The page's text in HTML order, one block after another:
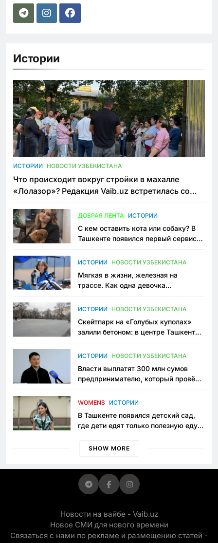
Истории
ИСТОРИИ НОВОСТИ УЗБЕКИСТАНА
Что происходит вокруг стройки в махалле
«Лолазор»? Редакция Vaib.uz встретилась со
ДОБРАЯ ЛЕНТА ИСТОРИИ
С кем оставить кота или собаку? В
Ташкенте появился первый сервис
ИСТОРИИ НОВОСТИ УЗБЕКИСТАНА
Мягкая в жизни, железная на
трассе. Как одна девочка
Узбекистане
ИСТОРИИ НОВОСТИ УЗБЕКИСТАНА
Скейтпарк на «Голубых куполах»
залили бетоном: в центре Ташкента
пространство
ИСТОРИИ НОВОСТИ УЗБЕКИСТАНА
Власти выплатят 300 млн сумов
предпринимателю, который провёл
приговору
WOMENS ИСТОРИИ
В Ташкенте появился детский сад,
где дети едят только полезную еду.
просить «кашу без сахара»
SHOW MORE
Новости на вайбе - Vaib.uz
Новое СМИ для нового времени
Связаться с нами по рекламе и размещению статей -